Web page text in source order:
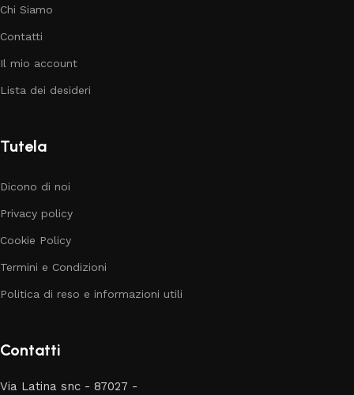
Chi Siamo
Contatti
Il mio account
Lista dei desideri
Tutela
Dicono di noi
Privacy policy
Cookie Policy
Termini e Condizioni
Politica di reso e informazioni utili
Contatti
Via Latina snc - 87027 -